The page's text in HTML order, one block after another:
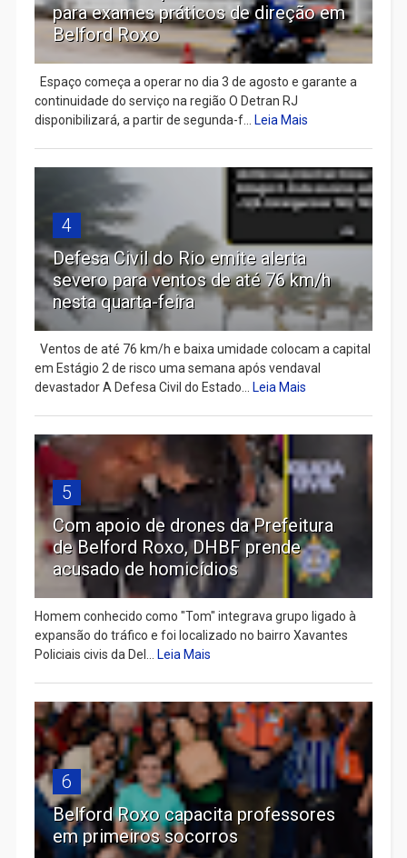
para exames práticos de direção em
Belford Roxo
Espaço começa a operar no dia 3 de agosto e garante a
continuidade do serviço na região O Detran RJ
disponibilizará, a partir de segunda-f...
Leia Mais
4
Defesa Civil do Rio emite alerta
severo para ventos de até 76 km/h
nesta quarta-feira
Ventos de até 76 km/h e baixa umidade colocam a capital
em Estágio 2 de risco uma semana após vendaval
devastador A Defesa Civil do Estado...
Leia Mais
5
Com apoio de drones da Prefeitura
de Belford Roxo, DHBF prende
acusado de homicídios
Homem conhecido como "Tom" integrava grupo ligado à
expansão do tráfico e foi localizado no bairro Xavantes
Policiais civis da Del...
Leia Mais
6
Belford Roxo capacita professores
em primeiros socorros